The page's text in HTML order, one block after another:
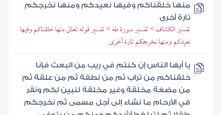
منها خلقناكم وفيها نعيدكم ومنها نخرجكم
تارة أخرى
تفسير الكشاف > تفسير سورة طه > تفسير قوله تعالى منها خلقناكم وفيها
نعيدكم ومنها نخرجكم تارة أخرى
يا أيها الناس إن كنتم في ريب من البعث فإنا
خلقناكم من تراب ثم من نطفة ثم من علقة ثم
من مضغة مخلقة وغير مخلقة لنبين لكم ونقر
في الأرحام ما نشاء إلى أجل مسمى ثم نخرجكم